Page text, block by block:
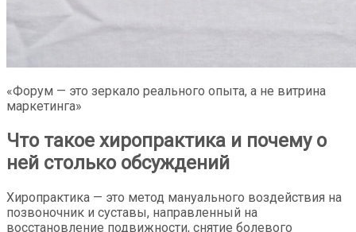
«Форум — это зеркало реального опыта, а не витрина
маркетинга»
Что такое хиропрактика и почему о
ней столько обсуждений
Хиропрактика — это метод мануального воздействия на
позвоночник и суставы, направленный на
восстановление подвижности, снятие болевого